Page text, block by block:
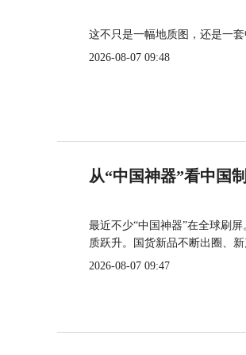
这不只是一幅地质图，还是一套
2026-08-07 09:48
从“中国神器”看中国
最近不少“中国神器”在全球刷
质跃升。国货新品不断出圈、
2026-08-07 09:47